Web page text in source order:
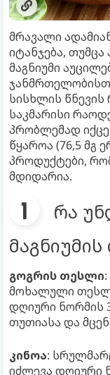
მრავალი
იტანჯება, თუმცა
მაგნიუმი
სისხლის წნევის
საკმარისი
პრობლემად
წყაროა (76,5 მგ
პროდუქტები,
მდიდარია.
რა
გოგრის თესლი
მოხალული
დღიური ნორმის
თუთიასა და
კინოა:
იძლევა დღიური